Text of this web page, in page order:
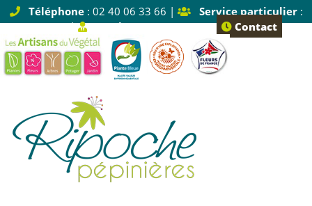
Téléphone: 02 40 06 33 66 | Service particulier:
Tapez 1 |
Service pro: Tapez 2 Contact